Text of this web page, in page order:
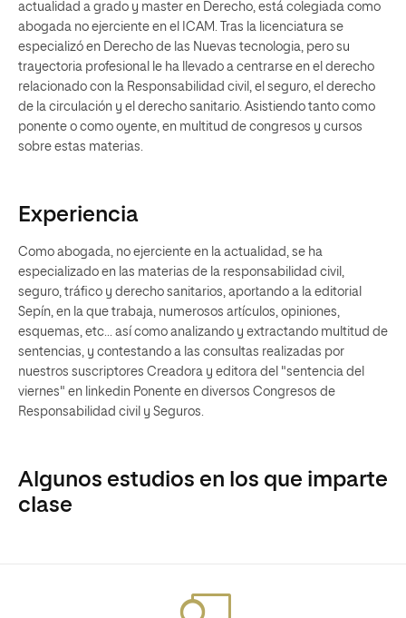
actualidad a grado y master en Derecho, está colegiada como
abogada no ejerciente en el ICAM. Tras la licenciatura se
especializó en Derecho de las Nuevas tecnologia, pero su
trayectoria profesional le ha llevado a centrarse en el derecho
relacionado con la Responsabilidad civil, el seguro, el derecho
de la circulación y el derecho sanitario. Asistiendo tanto como
ponente o como oyente, en multitud de congresos y cursos
sobre estas materias.
Experiencia
Como abogada, no ejerciente en la actualidad, se ha
especializado en las materias de la responsabilidad civil,
seguro, tráfico y derecho sanitarios, aportando a la editorial
Sepín, en la que trabaja, numerosos artículos, opiniones,
esquemas, etc... así como analizando y extractando multitud de
sentencias, y contestando a las consultas realizadas por
nuestros suscriptores Creadora y editora del "sentencia del
viernes" en linkedin Ponente en diversos Congresos de
Responsabilidad civil y Seguros.
Algunos estudios en los que imparte
clase